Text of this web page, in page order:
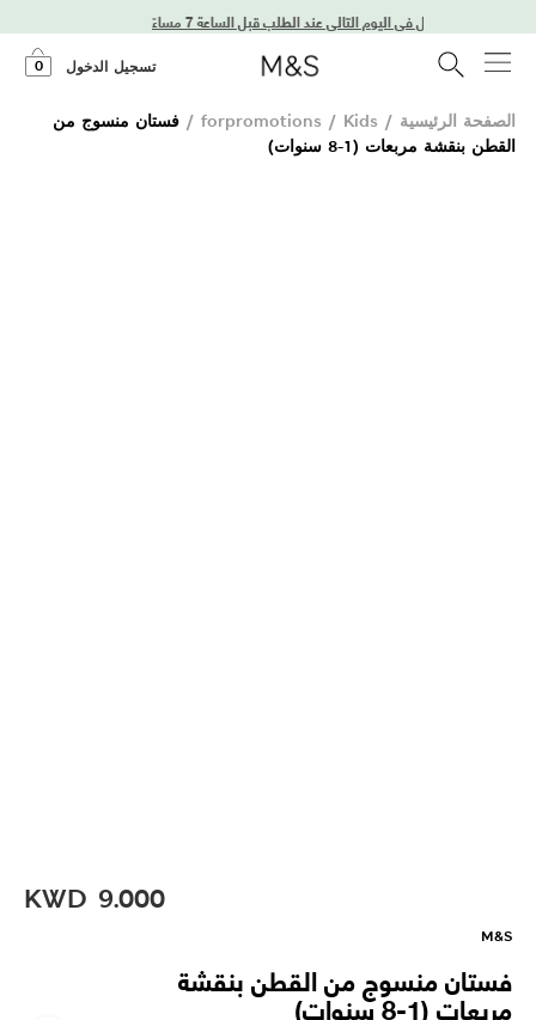
توصيل في اليوم التالي عند الطلب قبل الساعة 7 مساءً
تسجيل الدخول 0
الصفحة الرئيسية /
forpromotions / Kids
/ فستان منسوج من
القطن بنقشة مربعات (1-8 سنوات)
KWD 9.000
M&S
فستان منسوج من القطن بنقشة
مربعات (1-8 سنوات)